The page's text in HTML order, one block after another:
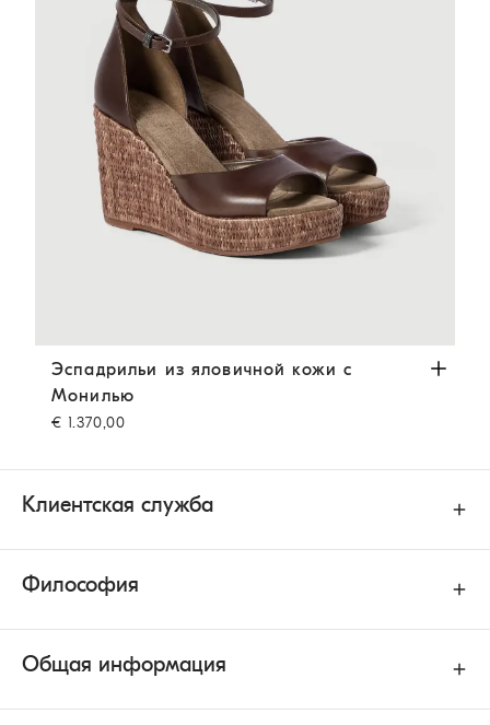
Эспадрильи из яловичной кожи с Монилью Темно-
Эспадрильи из яловичной кожи с
Монилью
€ 1.370,00
Клиентская служба
Философия
Общая информация